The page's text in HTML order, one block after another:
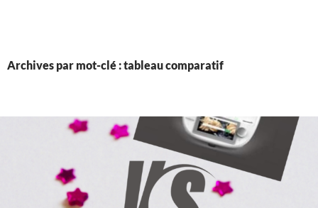
Archives par mot-clé : tableau comparatif